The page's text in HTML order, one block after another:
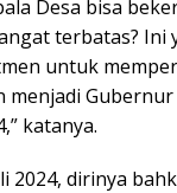
Desa bisa
terbatas?
untuk
menjadi
katanya.
2024, dirinya